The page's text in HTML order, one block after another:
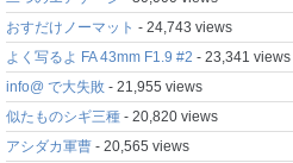
おすだけノーマット - 24,743 views
よく写るよ FA 43mm F1.9 #2 - 23,341 views
info@ で大失敗 - 21,955 views
似たものシギ三種 - 20,820 views
アシダカ軍曹 - 20,565 views